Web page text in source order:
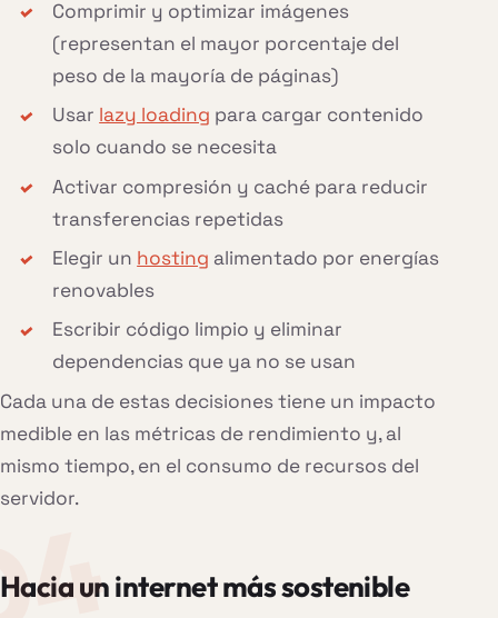
Comprimir y optimizar imágenes
(representan el mayor porcentaje del
peso de la mayoría de páginas)
Usar lazy loading para cargar contenido
solo cuando se necesita
Activar compresión y caché para reducir
transferencias repetidas
Elegir un hosting alimentado por energías
renovables
Escribir código limpio y eliminar
dependencias que ya no se usan
Cada una de estas decisiones tiene un impacto
medible en las métricas de rendimiento y, al
mismo tiempo, en el consumo de recursos del
servidor.
Hacia un internet más sostenible